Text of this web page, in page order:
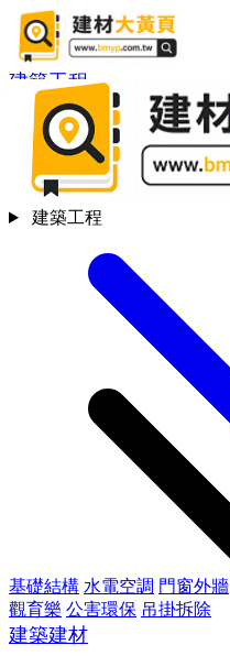
建築工程
基礎結構 水電空調 門窗外牆
觀育樂 公害環保 吊掛拆除
建築建材
建築工程